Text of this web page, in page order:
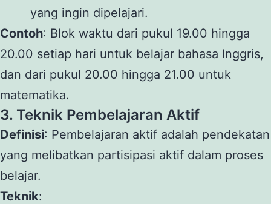
yang ingin dipelajari.
Contoh: Blok waktu dari pukul 19.00 hingga
20.00 setiap hari untuk belajar bahasa Inggris,
dan dari pukul 20.00 hingga 21.00 untuk
matematika.
3. Teknik Pembelajaran Aktif
Definisi: Pembelajaran aktif adalah pendekatan
yang melibatkan partisipasi aktif dalam proses
belajar.
Teknik: